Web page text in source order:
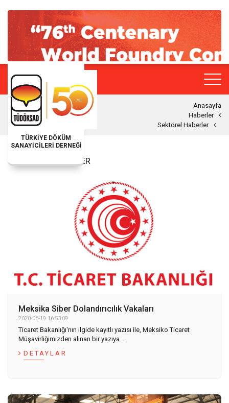
TÜRKİYE DÖKÜM
SANAYİCİLERİ DERNEĞİ
Anasayfa
Haberler
Sektörel Haberler
SEKTÖREL HABERLER
Meksika Siber Dolandırıcılık Vakaları
2020-06-19 16:53:09
Ticaret Bakanlığı'nın ilgide kayıtlı yazısı ile, Meksiko Ticaret
Müşavirliğimizden alınan bir yazıya ...
DETAYLAR